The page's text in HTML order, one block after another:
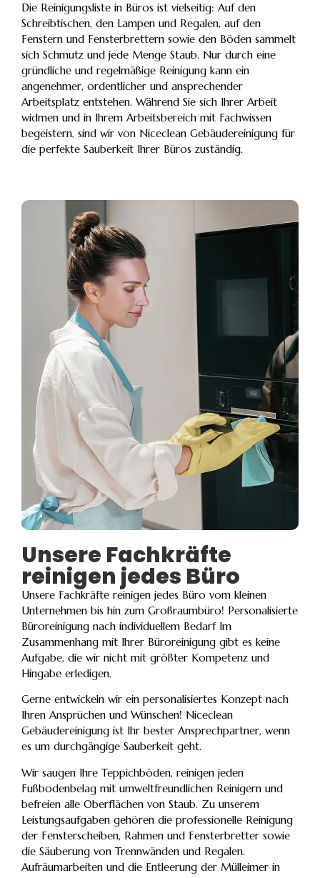
Die Reinigungsliste in Büros ist vielseitig: Auf den
Schreibtischen, den Lampen und Regalen, auf den
Fenstern und Fensterbrettern sowie den Böden sammelt
sich Schmutz und jede Menge Staub. Nur durch eine
gründliche und regelmäßige Reinigung kann ein
angenehmer, ordentlicher und ansprechender
Arbeitsplatz entstehen. Während Sie sich Ihrer Arbeit
widmen und in Ihrem Arbeitsbereich mit Fachwissen
begeistern, sind wir von Niceclean Gebäudereinigung für
die perfekte Sauberkeit Ihrer Büros zuständig.
Unsere Fachkräfte
reinigen jedes Büro
Unsere Fachkräfte reinigen jedes Büro vom kleinen
Unternehmen bis hin zum Großraumbüro! Personalisierte
Büroreinigung nach individuellem Bedarf Im
Zusammenhang mit Ihrer Büroreinigung gibt es keine
Aufgabe, die wir nicht mit größter Kompetenz und
Hingabe erledigen.
Gerne entwickeln wir ein personalisiertes Konzept nach
Ihren Ansprüchen und Wünschen! Niceclean
Gebäudereinigung ist Ihr bester Ansprechpartner, wenn
es um durchgängige Sauberkeit geht.
Wir saugen Ihre Teppichböden, reinigen jeden
Fußbodenbelag mit umweltfreundlichen Reinigern und
befreien alle Oberflächen von Staub. Zu unserem
Leistungsaufgaben gehören die professionelle Reinigung
der Fensterscheiben, Rahmen und Fensterbretter sowie
die Säuberung von Trennwänden und Regalen.
Aufräumarbeiten und die Entleerung der Mülleimer in